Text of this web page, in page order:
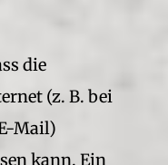
die
(z. B. bei
Mail)
kann. Ein